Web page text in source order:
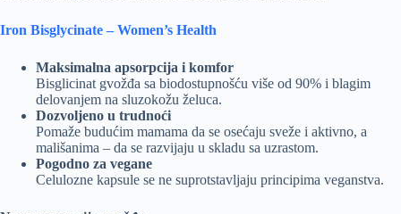
Iron Bisglycinate – Women’s Health
Maksimalna apsorpcija i komfor
Bisglicinat gvožđa sa biodostupnošću više od 90% i blagim
delovanjem na sluzokožu želuca.
Dozvoljeno u trudnoći
Pomaže budućim mamama da se osećaju sveže i aktivno, a
mališanima – da se razvijaju u skladu sa uzrastom.
Pogodno za vegane
Celulozne kapsule se ne suprotstavljaju principima veganstva.